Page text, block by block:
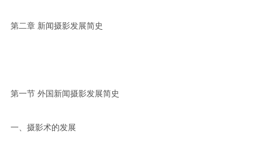
第二章 新闻摄影发展简史
第一节 外国新闻摄影发展简史
一、摄影术的发展